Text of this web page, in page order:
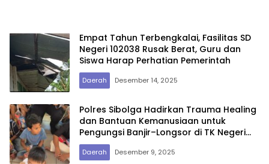
Empat Tahun Terbengkalai, Fasilitas SD
Negeri 102038 Rusak Berat, Guru dan
Siswa Harap Perhatian Pemerintah
Daerah Desember 14, 2025
Polres Sibolga Hadirkan Trauma Healing
dan Bantuan Kemanusiaan untuk
Pengungsi Banjir–Longsor di TK Negeri
Pembina
Daerah Desember 9, 2025